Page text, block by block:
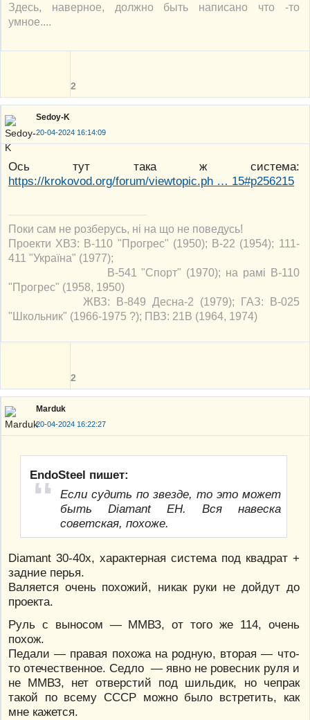
Здесь, наверное, должно быть написано что -то
умное....
2
Sedoy-K
20-04-2024 16:14:09
Ось тут така ж система:
https://krokovod.org/forum/viewtopic.ph … 15#p256215
Поки сам не розберусь, ні на що не поведусь!
Проекти ХВЗ: В-110 "Прогрес" (1950); В-22 (1954); 111-
411 "Україна" (1977);
В-541 "Спорт" (1970); на рамі В-110
"Прогрес" (1958, 1950)
ЖВЗ: В-849 Десна-2 (1979); ГАЗ: В-025
"Школьник" (1966-1975 ?); ПВЗ: 21В (1964, 1974)
2
Marduk
20-04-2024 16:22:27
EndoSteel пишет:
Если судить по звезде, то это может
быть Diamant EH. Вся навеска
советская, похоже.
Diamant 30-40х, характерная система под квадрат +
задние перья.
Валяется очень похожий, никак руки не дойдут до
проекта.
Руль с выносом — ММВЗ, от того же 114, очень
похож.
Педали — правая похожа на родную, вторая — что-
то отечественное. Седло — явно не ровесник руля и
не ММВЗ, нет отверстий под шильдик, но чепрак
такой по всему СССР можно было встретить, как
мне кажется.